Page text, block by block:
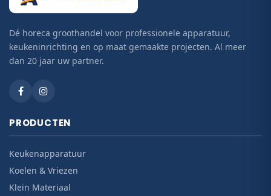
Dé horeca groothandel voor professionele apparatuur,
keukeninrichting en op maat gemaakte projecten. Al meer
dan 20 jaar uw partner.
PRODUCTEN
Keukenapparatuur
Koelen & Vriezen
Klein Materiaal